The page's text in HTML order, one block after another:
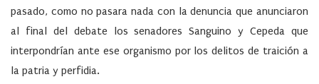
pasado, como no pasara nada con la denuncia que anunciaron
al final del debate los senadores Sanguino y Cepeda que
interpondrían ante ese organismo por los delitos de traición a
la patria y perfidia.